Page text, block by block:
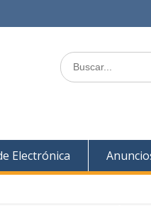
Buscar:
Electrónica